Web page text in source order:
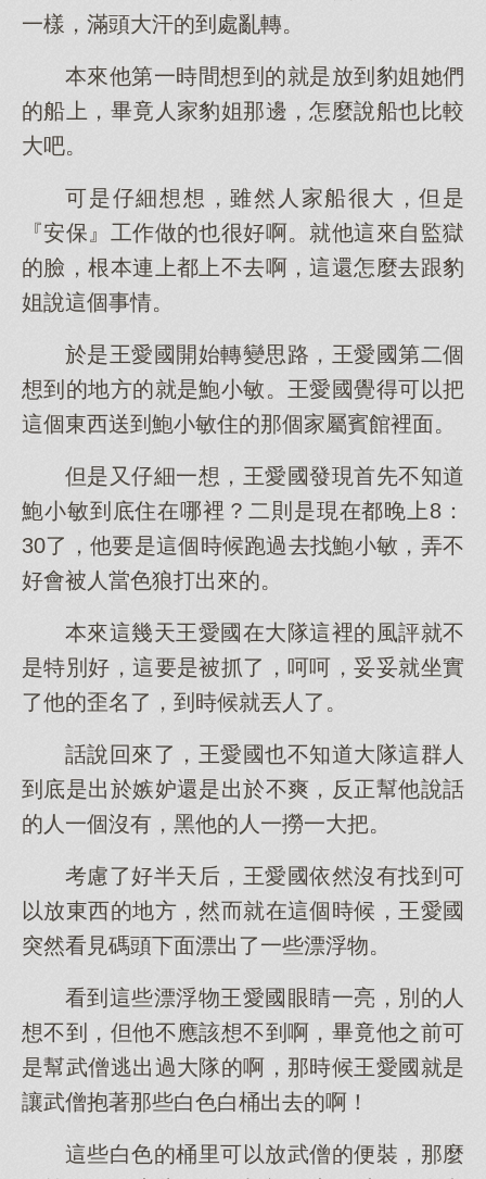
一樣，滿頭大汗的到處亂轉。
本來他第一時間想到的就是放到豹姐她們
的船上，畢竟人家豹姐那邊，怎麼說船也比較
大吧。
可是仔細想想，雖然人家船很大，但是
『安保』工作做的也很好啊。就他這來自監獄
的臉，根本連上都上不去啊，這還怎麼去跟豹
姐說這個事情。
於是王愛國開始轉變思路，王愛國第二個
想到的地方的就是鮑小敏。王愛國覺得可以把
這個東西送到鮑小敏住的那個家屬賓館裡面。
但是又仔細一想，王愛國發現首先不知道
鮑小敏到底住在哪裡？二則是現在都晚上8：
30了，他要是這個時候跑過去找鮑小敏，弄不
好會被人當色狼打出來的。
本來這幾天王愛國在大隊這裡的風評就不
是特別好，這要是被抓了，呵呵，妥妥就坐實
了他的歪名了，到時候就丟人了。
話說回來了，王愛國也不知道大隊這群人
到底是出於嫉妒還是出於不爽，反正幫他說話
的人一個沒有，黑他的人一撈一大把。
考慮了好半天后，王愛國依然沒有找到可
以放東西的地方，然而就在這個時候，王愛國
突然看見碼頭下面漂出了一些漂浮物。
看到這些漂浮物王愛國眼睛一亮，別的人
想不到，但他不應該想不到啊，畢竟他之前可
是幫武僧逃出過大隊的啊，那時候王愛國就是
讓武僧抱著那些白色白桶出去的啊！
這些白色的桶里可以放武僧的便裝，那麼